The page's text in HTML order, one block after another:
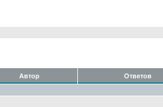
Автор Ответов